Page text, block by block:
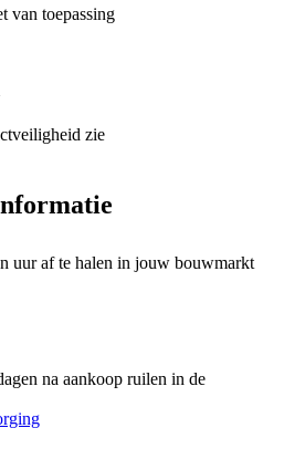
van toepassing
zie
uur af te halen in jouw bouwmarkt
na aankoop ruilen in de